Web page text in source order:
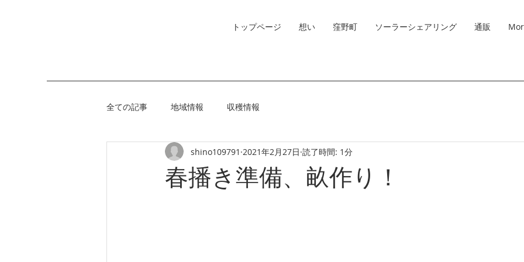
トップページ 想い 窪野町 ソーラーシェアリング 通販
全ての記事 地域情報 収穫情報
春播き準備、畝作り！
shino109791 2021年2月27日 読了時間: 1分